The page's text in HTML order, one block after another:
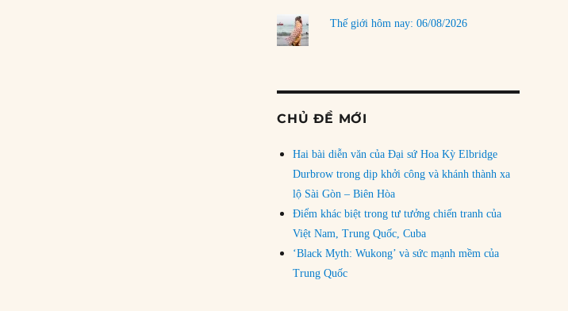
Thế giới hôm nay: 06/08/2026
CHỦ ĐỀ MỚI
Hai bài diễn văn của Đại sứ Hoa Kỳ Elbridge
Durbrow trong dịp khởi công và khánh thành xa
lộ Sài Gòn – Biên Hòa
Điểm khác biệt trong tư tưởng chiến tranh của
Việt Nam, Trung Quốc, Cuba
‘Black Myth: Wukong’ và sức mạnh mềm của
Trung Quốc